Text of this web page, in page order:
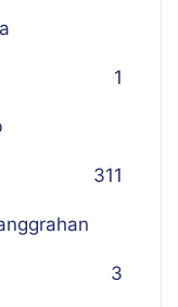
1
311
3